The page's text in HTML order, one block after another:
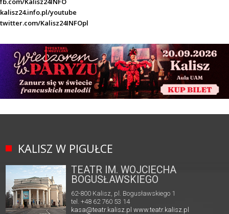
kalisz24.info.pl/youtube
twitter.com/Kalisz24INFOpl
KALISZ W PIGUŁCE
TEATR IM. WOJCIECHA
BOGUSŁAWSKIEGO
62-800 Kalisz, pl. Bogusławskiego 1
tel. +48 62 760 53 14
kasa@teatr.kalisz.pl www.teatr.kalisz.pl